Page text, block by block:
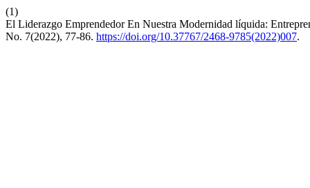
(1)
El Liderazgo Emprendedor En Nuestra Modernidad líquida:
No. 7(2022), 77-86. https://doi.org/10.37767/2468-9785(2022)007.